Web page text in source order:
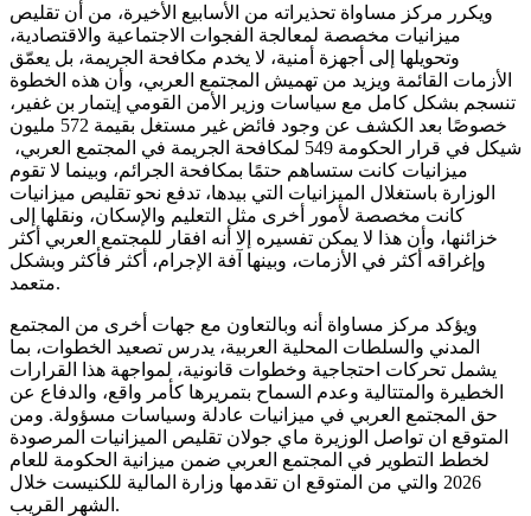
ويكرر مركز مساواة تحذيراته من الأسابيع الأخيرة، من أن تقليص
ميزانيات مخصصة لمعالجة الفجوات الاجتماعية والاقتصادية،
وتحويلها إلى أجهزة أمنية، لا يخدم مكافحة الجريمة، بل يعمّق
الأزمات القائمة ويزيد من تهميش المجتمع العربي، وأن هذه الخطوة
تنسجم بشكل كامل مع سياسات وزير الأمن القومي إيتمار بن غفير،
خصوصًا بعد الكشف عن وجود فائض غير مستغل بقيمة 572 مليون
شيكل في قرار الحكومة 549 لمكافحة الجريمة في المجتمع العربي،
ميزانيات كانت ستساهم حتمًا بمكافحة الجرائم، وبينما لا تقوم
الوزارة باستغلال الميزانيات التي بيدها، تدفع نحو تقليص ميزانيات
كانت مخصصة لأمور أخرى مثل التعليم والإسكان، ونقلها إلى
خزائنها، وأن هذا لا يمكن تفسيره إلا أنه افقار للمجتمع العربي أكثر
وإغراقه أكثر في الأزمات، وبينها آفة الإجرام، أكثر فأكثر وبشكل
متعمد.
ويؤكد مركز مساواة أنه وبالتعاون مع جهات أخرى من المجتمع
المدني والسلطات المحلية العربية، يدرس تصعيد الخطوات، بما
يشمل تحركات احتجاجية وخطوات قانونية، لمواجهة هذا القرارات
الخطيرة والمتتالية وعدم السماح بتمريرها كأمر واقع، والدفاع عن
حق المجتمع العربي في ميزانيات عادلة وسياسات مسؤولة. ومن
المتوقع ان تواصل الوزيرة ماي جولان تقليص الميزانيات المرصودة
لخطط التطوير في المجتمع العربي ضمن ميزانية الحكومة للعام
2026 والتي من المتوقع ان تقدمها وزارة المالية للكنيست خلال
الشهر القريب.